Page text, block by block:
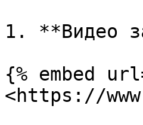
1. **Видео
{% embed
<https://